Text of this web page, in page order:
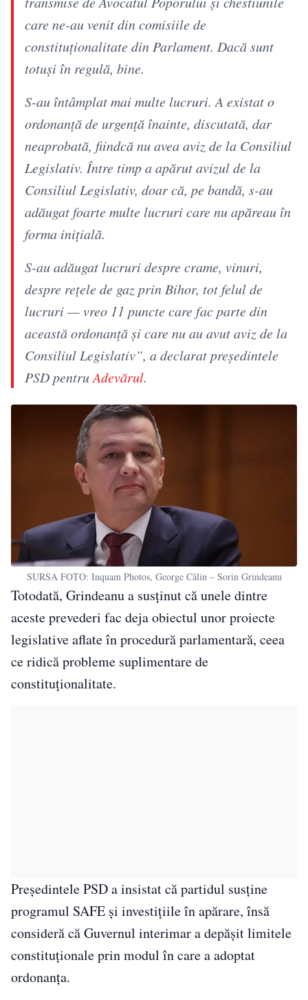
care ne-au venit din comisiile de
constituționalitate din Parlament. Dacă sunt
totuși în regulă, bine.
S-au întâmplat mai multe lucruri. A existat o
ordonanță de urgență înainte, discutată, dar
neaprobată, fiindcă nu avea aviz de la Consiliul
Legislativ. Între timp a apărut avizul de la
Consiliul Legislativ, doar că, pe bandă, s-au
adăugat foarte multe lucruri care nu apăreau în
forma inițială.
S-au adăugat lucruri despre crame, vinuri,
despre rețele de gaz prin Bihor, tot felul de
lucruri — vreo 11 puncte care fac parte din
această ordonanță și care nu au avut aviz de la
Consiliul Legislativ”, a declarat președintele
PSD pentruAdevărul.
SURSA FOTO: Inquam Photos, George Călin – Sorin Grindeanu
Totodată, Grindeanu a susținut că unele dintre
aceste prevederi fac deja obiectul unor proiecte
legislative aflate în procedură parlamentară, ceea
ce ridică probleme suplimentare de
constituționalitate.
Președintele PSD a insistat că partidul susține
programul SAFE și investițiile în apărare, însă
consideră că Guvernul interimar a depășit limitele
constituționale prin modul în care a adoptat
ordonanța.